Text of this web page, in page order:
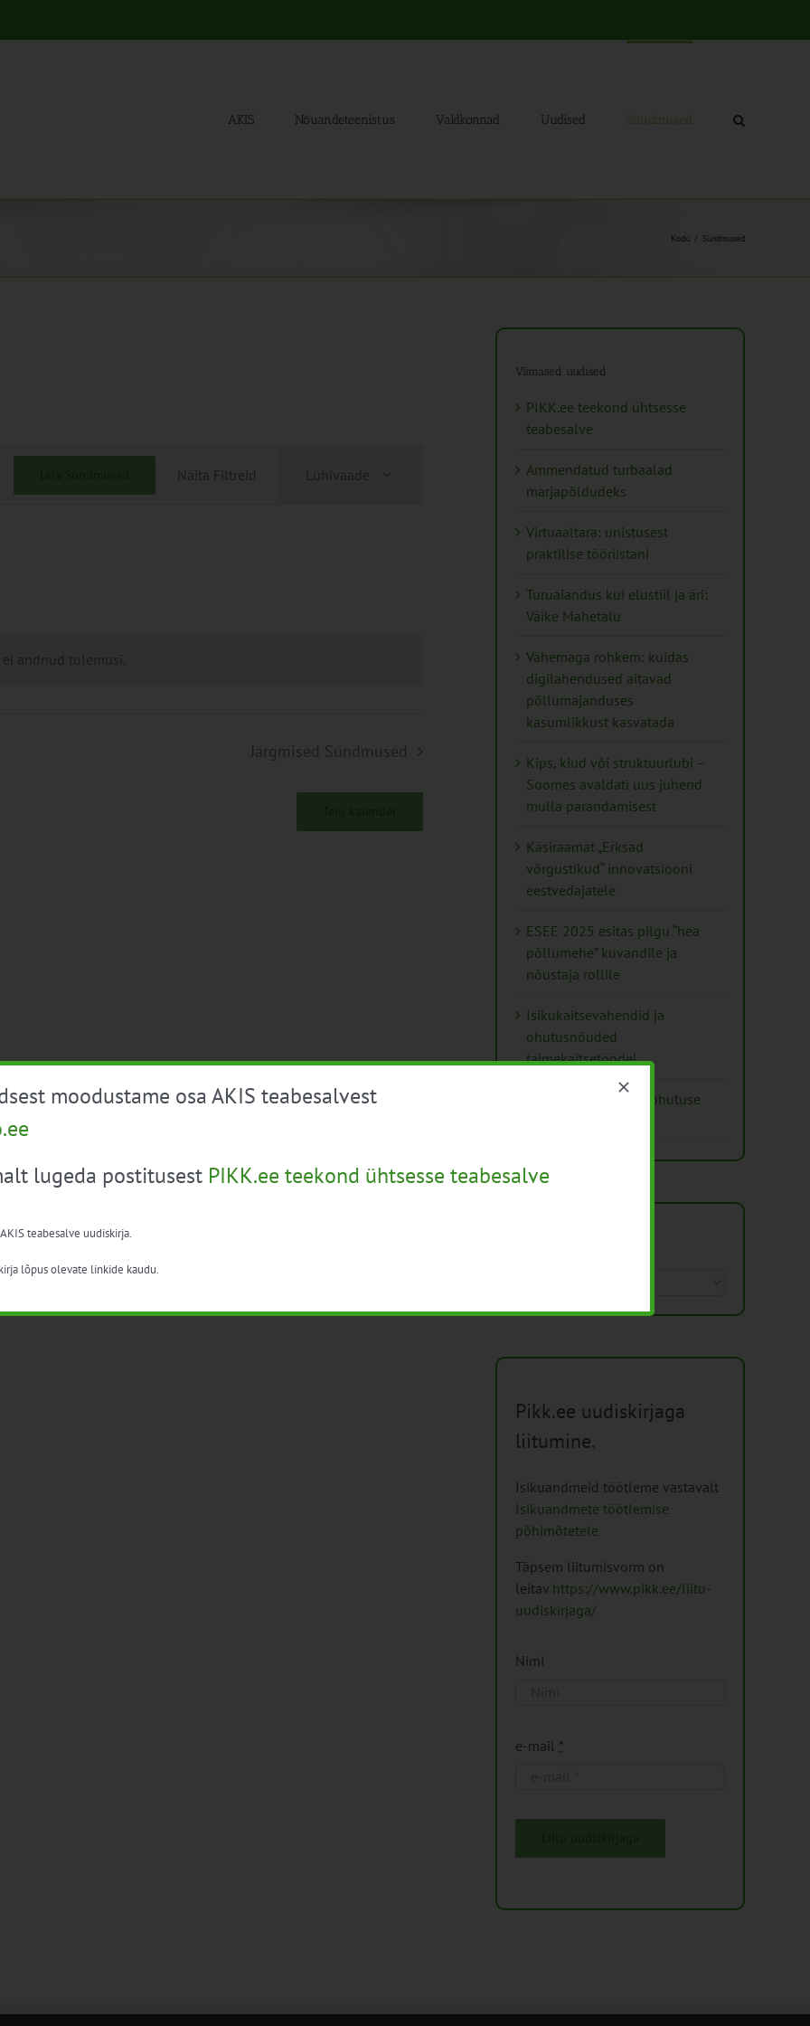
AKIS Nõuandeteenistus Valdkonnad Uudised Sündmused
Kodu Sündmused
andnud tulemusi.
Näita Filtreid
Views
Lühivaade
Järgmised Sündmused
Viimased uudised
PIKK.ee teekond ühtsesse
teabesalve
Ammendatud turbaalad
marjapõldudeks
Virtuaaltara: unistusest
praktilise tööriistani
Turuaiandus kui elustiil ja äri:
Väike Mahetalu
Vähemaga rohkem: kuidas
digilahendused aitavad
põllumajanduses
kasumlikkust kasvatada
Kips, kiud või struktuurlubi –
Soomes avaldati uus juhend
mulla parandamisest
Käsiraamat „Erksad
võrgustikud“ innovatsiooni
eestvedajatele
ESEE 2025 esitas pilgu “hea
põllumehe” kuvandile ja
nõustaja rollile
Isikukaitsevahendid ja
ohutusnõuded
taimekaitsetöödel
Mida näitavad toiduohutuse
Pikk.ee uudiskirjaga
liitumine.
Isikuandmeid töötleme vastavalt
Isikuandmete töötlemise
põhimõtetele
Täpsem liitumisvorm on
leitav https://www.pikk.ee/liitu-
uudiskirjaga/
Nimi
e-mail *
moodustame osa AKIS teabesalvest
lugeda postitusest PIKK.ee teekond ühtsesse teabesalve
teabesalve uudiskirja.
lõpus olevate linkide kaudu.